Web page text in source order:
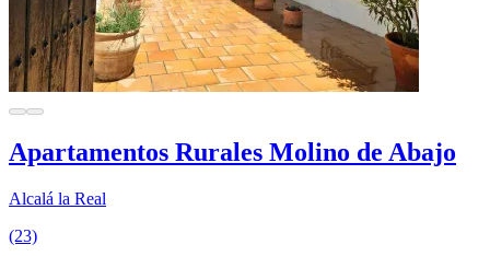
Apartamentos Rurales Molino de Abajo
Alcalá la Real
(23)